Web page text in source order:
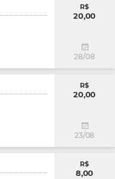
R$
20,00
28/08
R$
20,00
23/08
R$
8,00